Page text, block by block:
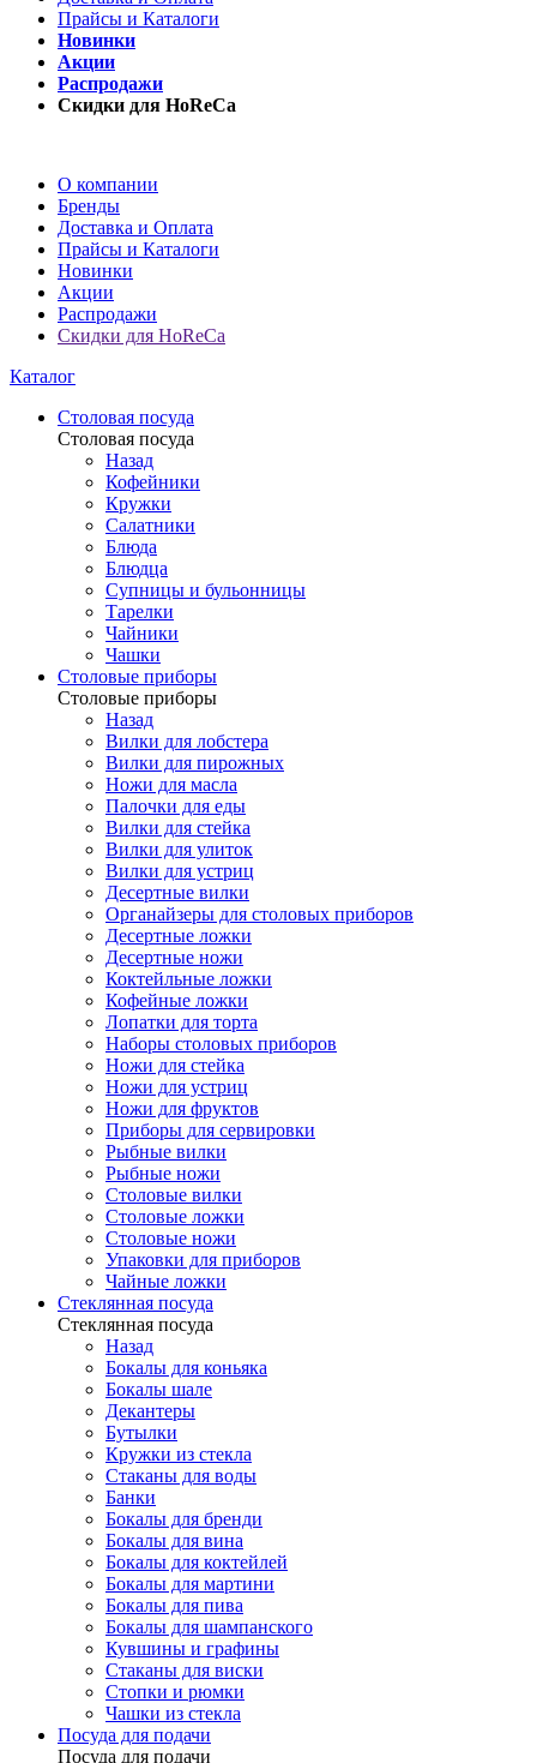
Прайсы и Каталоги
Новинки
Акции
Распродажи
Скидки для HoReCa
О компании
Бренды
Доставка и Оплата
Прайсы и Каталоги
Новинки
Акции
Распродажи
Скидки для HoReCa
Каталог
Столовая посуда
Столовая посуда
Назад
Кофейники
Кружки
Салатники
Блюда
Блюдца
Супницы и бульонницы
Тарелки
Чайники
Чашки
Cтоловые приборы
Cтоловые приборы
Назад
Вилки для лобстера
Вилки для пирожных
Ножи для масла
Палочки для еды
Вилки для стейка
Вилки для улиток
Вилки для устриц
Десертные вилки
Органайзеры для столовых приборов
Десертные ложки
Десертные ножи
Коктейльные ложки
Кофейные ложки
Лопатки для торта
Наборы столовых приборов
Ножи для стейка
Ножи для устриц
Ножи для фруктов
Приборы для сервировки
Рыбные вилки
Рыбные ножи
Столовые вилки
Столовые ложки
Столовые ножи
Упаковки для приборов
Чайные ложки
Стеклянная посуда
Стеклянная посуда
Назад
Бокалы для коньяка
Бокалы шале
Декантеры
Бутылки
Кружки из стекла
Стаканы для воды
Банки
Бокалы для бренди
Бокалы для вина
Бокалы для коктейлей
Бокалы для мартини
Бокалы для пива
Бокалы для шампанского
Кувшины и графины
Стаканы для виски
Стопки и рюмки
Чашки из стекла
Посуда для подачи
Посуда для подачи